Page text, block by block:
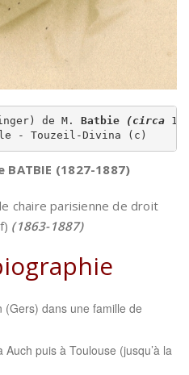
de M. Batbie (circa
- Touzeil-Divina (c)
BATBIE (1827-1887)
chaire parisienne de droit
(1863-1887)
(Gers) dans une famille de
puis à Toulouse (jusqu’à la